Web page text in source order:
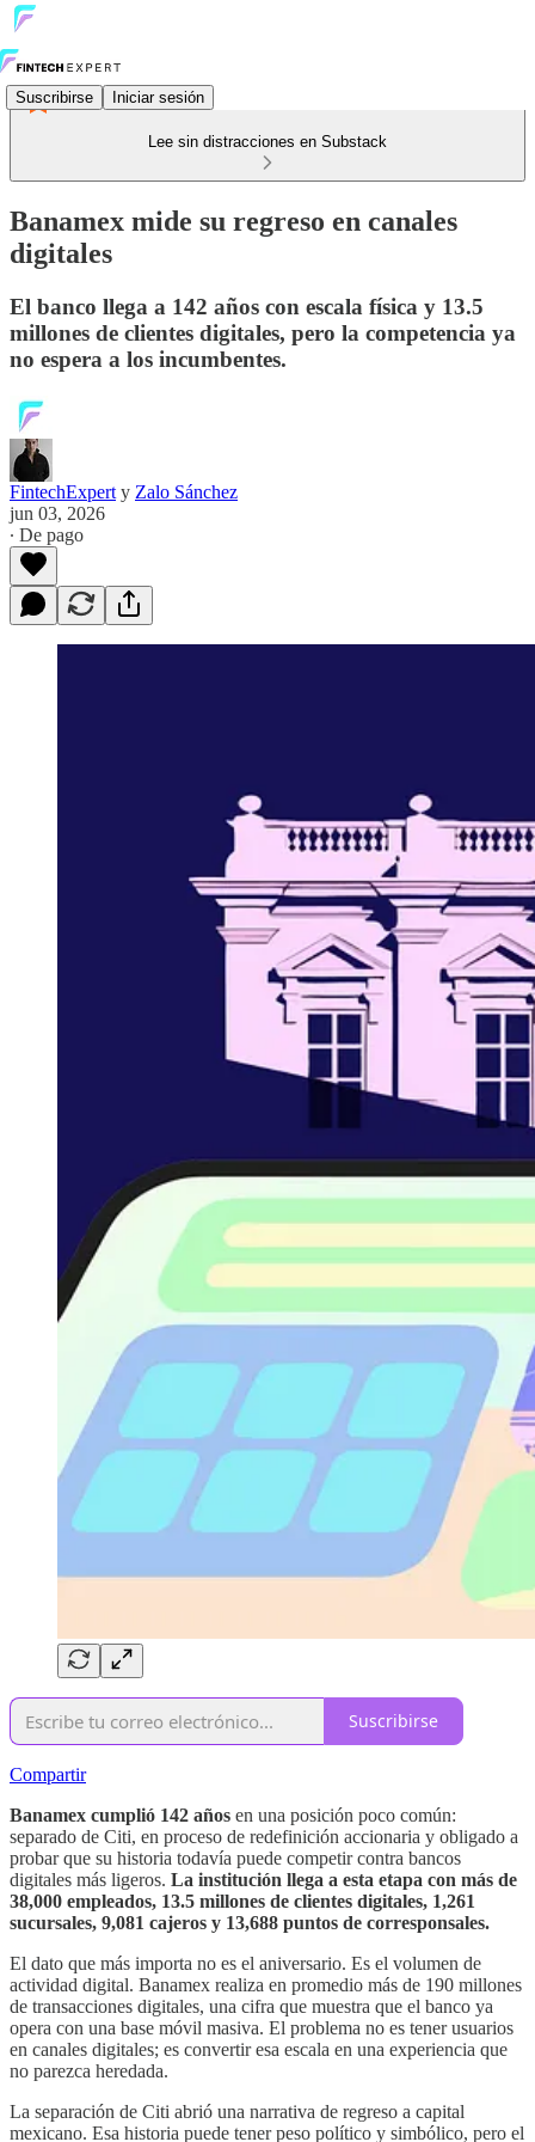
Suscribirse Iniciar sesión
Lee sin distracciones en Substack
Banamex mide su regreso en canales
digitales
El banco llega a 142 años con escala física y 13.5
millones de clientes digitales, pero la competencia ya
no espera a los incumbentes.
FintechExpert y Zalo Sánchez
jun 03, 2026
∙ De pago
Suscribirse
Compartir
Banamex cumplió 142 años en una posición poco común:
separado de Citi, en proceso de redefinición accionaria y obligado a
probar que su historia todavía puede competir contra bancos
digitales más ligeros. La institución llega a esta etapa con más de
38,000 empleados, 13.5 millones de clientes digitales, 1,261
sucursales, 9,081 cajeros y 13,688 puntos de corresponsales.
El dato que más importa no es el aniversario. Es el volumen de
actividad digital. Banamex realiza en promedio más de 190 millones
de transacciones digitales, una cifra que muestra que el banco ya
opera con una base móvil masiva. El problema no es tener usuarios
en canales digitales; es convertir esa escala en una experiencia que
no parezca heredada.
La separación de Citi abrió una narrativa de regreso a capital
mexicano. Esa historia puede tener peso político y simbólico, pero el